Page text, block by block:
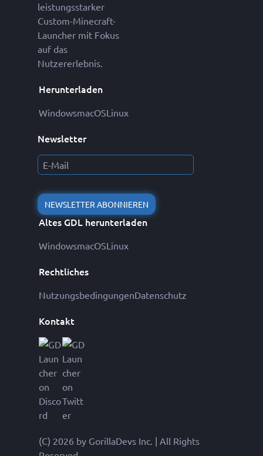
leistungsstarker
Custom-Minecraft-
Launcher mit Fokus
auf das
Nutzererlebnis.
Herunterladen
WindowsmacOSLinux
Newsletter
NEWSLETTER ABONNIEREN
Altes GDL herunterladen
WindowsmacOSLinux
Rechtliches
NutzungsbedingungenDatenschutz
Kontakt
(C) 2026 by GorillaDevs Inc. | All Rights